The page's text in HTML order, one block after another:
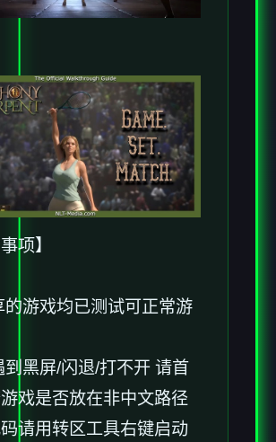
项】
游戏均已测试可正常游
黑屏/闪退/打不开 请首
戏是否放在非中文路径
请用转区工具右键启动